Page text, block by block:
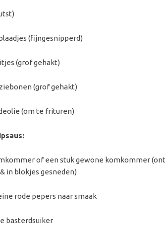
(fijngesnipperd)
(grof gehakt)
(grof gehakt)
(om te frituren)
of een stuk gewone komkommer
in blokjes gesneden)
rode pepers naar smaak
basterdsuiker